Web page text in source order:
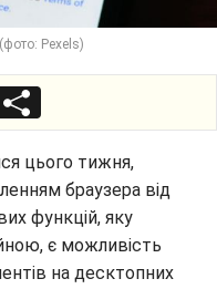
Pexels)
цього тижня,
браузера від
функцій, яку
є можливість
на десктопних